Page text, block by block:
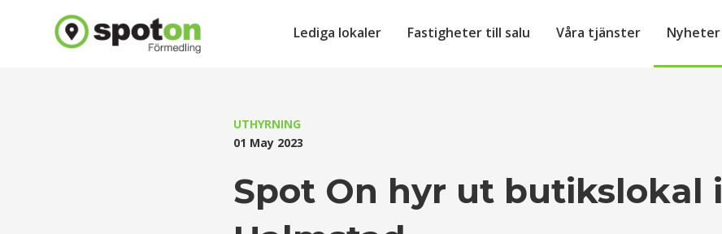
Lediga lokaler Fastigheter till salu Våra tjänster Nyheter
UTHYRNING
01 May 2023
Spot On hyr ut butikslokal i